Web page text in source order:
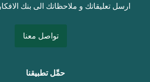
ارسل تعليقاتك و ملاحظاتك الى بنك
تواصل معنا
حمِّل تطبيقنا